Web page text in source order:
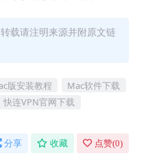
载请注明来源并附原文链
版安装教程
Mac软件下载
快连VPN官网下载
分享 收藏 点赞(0)